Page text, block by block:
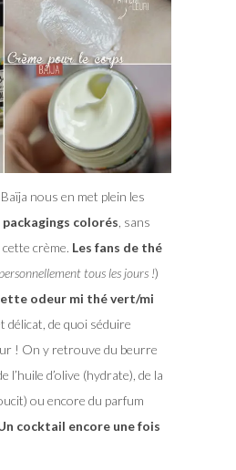
nous en met plein les
packagings colorés , sans
crème. Les fans de thé
tous les jours !)
odeur mi thé vert/mi
délicat, de quoi séduire
! On y retrouve du beurre
l’huile d’olive (hydrate), de la
ou encore du parfum
cocktail encore une fois